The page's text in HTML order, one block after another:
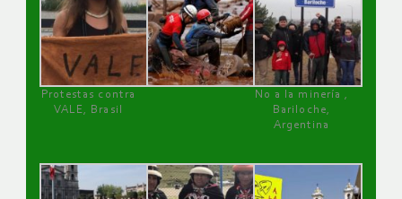
Protestas contra
VALE, Brasil
No a la minería ,
Bariloche,
Argentina